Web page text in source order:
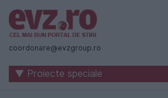
Știri
naționale
internaționale
coordonare@evzgroup.ro
▼ Proiecte speciale